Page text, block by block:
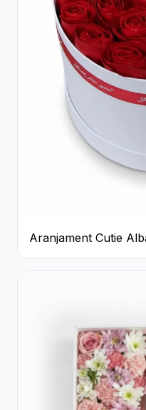
Aranjament Cutie
Roșii și Raffaello